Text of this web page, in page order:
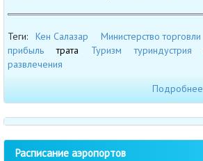
Теги: Кен Салазар Министерство торговли
прибыль
трата Туризм туриндустрия
развлечения
Подробнее
Расписание аэропортов